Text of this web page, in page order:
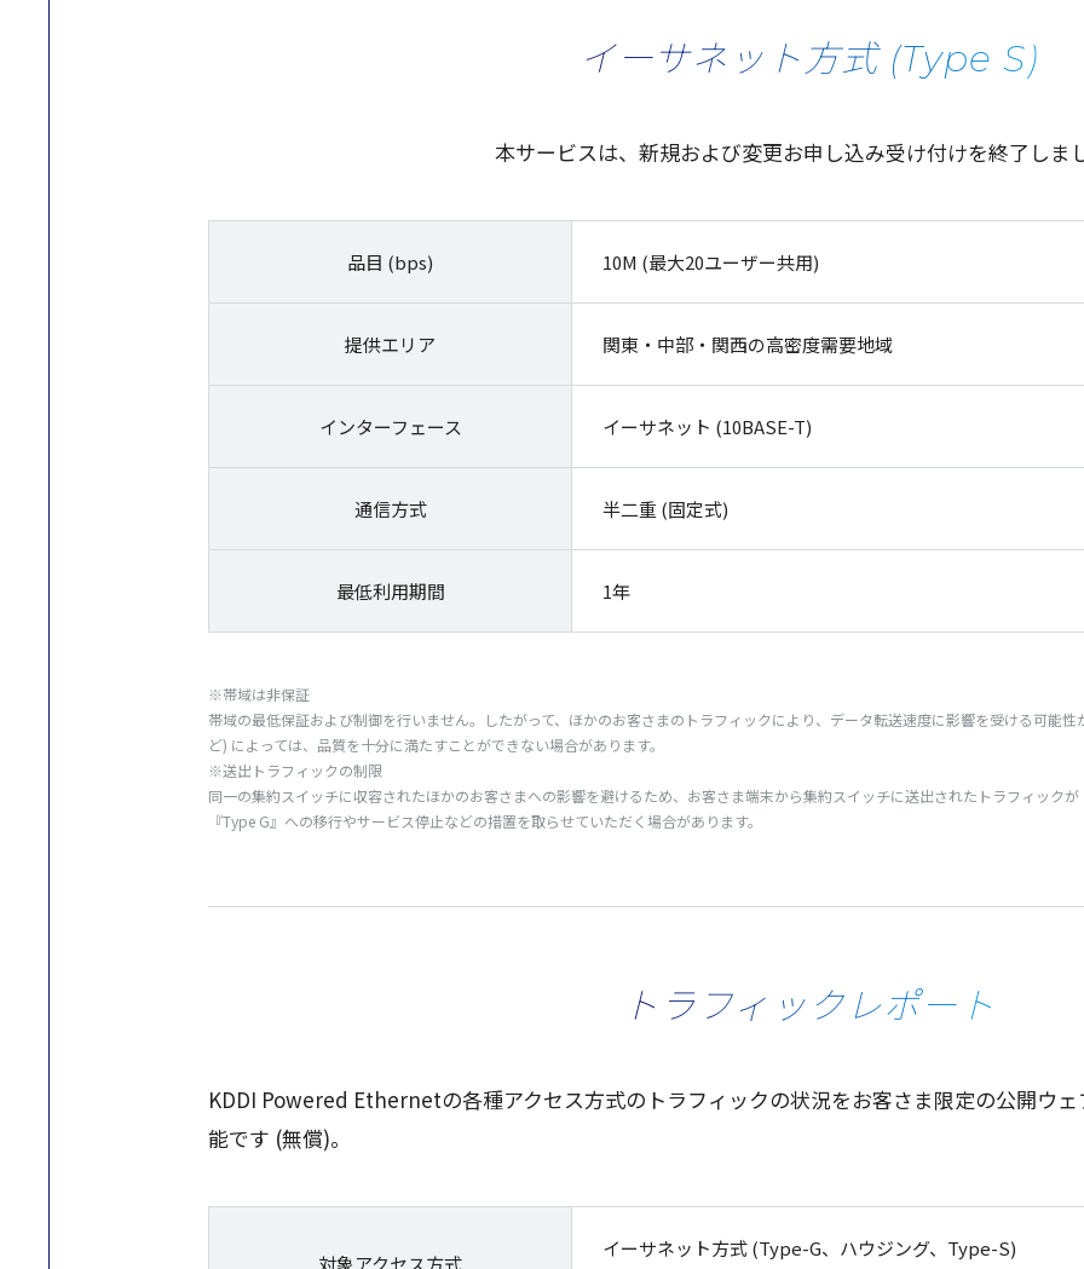
イーサネット方式 (Type S)
本サービスは、新規および変更お申し込み受け付けを終了しま
品目 (bps) 10M (最大20ユーザー共用)
提供エリア 関東・中部・関西の高密度需要地域
インターフェース イーサネット (10BASE-T)
通信方式 半二重 (固定式)
最低利用期間 1年
※帯域は非保証
帯域の最低保証および制御を行いません。したがって、ほかのお客さまのトラフィックにより、データ転送速度に影響を受ける可能
ど) によっては、品質を十分に満たすことができない場合があります。
※送出トラフィックの制限
同一の集約スイッチに収容されたほかのお客さまへの影響を避けるため、お客さま端末から集約スイッチに送出されたトラフィック
『Type G』への移行やサービス停止などの措置を取らせていただく場合があります。
トラフィックレポート
KDDI Powered Ethernetの各種アクセス方式のトラフィックの状況をお客さま限定の公開ウ
能です (無償)。
対象アクセス方式
イーサネット方式 (Type-G、ハウジング、Type-S)